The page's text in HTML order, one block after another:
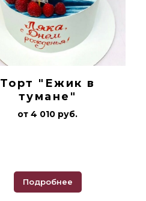
Торт "Ежик в
тумане"
от 4 010 руб.
Подробнее